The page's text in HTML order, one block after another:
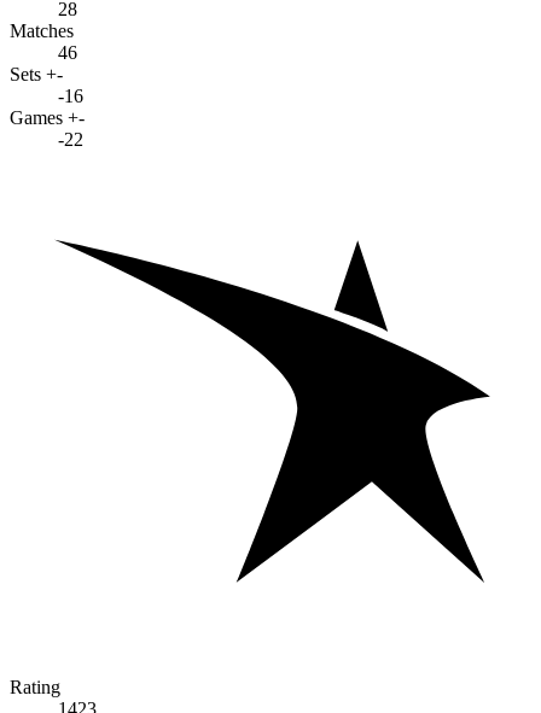
28
Matches
46
Sets +-
-16
Games +-
-22
Rating
1423